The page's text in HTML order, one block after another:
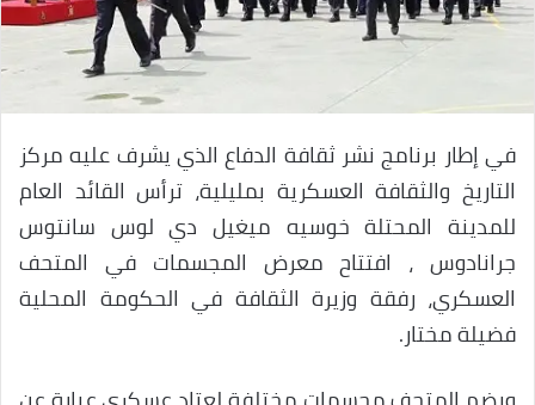
في إطار برنامج نشر ثقافة الدفاع الذي يشرف عليه مركز
التاريخ والثقافة العسكرية بمليلية، ترأس القائد العام
للمدينة المحتلة خوسيه ميغيل دي لوس سانتوس
جرانادوس ، افتتاح معرض المجسمات في المتحف
العسكري، رفقة وزيرة الثقافة في الحكومة المحلية
فضيلة مختار.